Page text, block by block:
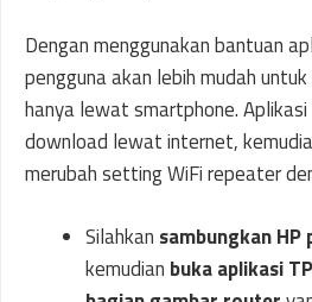
Dengan menggunakan bantuan
pengguna akan lebih mudah
hanya lewat smartphone.
download lewat internet,
merubah setting WiFi repeater
Silahkan sambungkan
kemudian buka aplikasi